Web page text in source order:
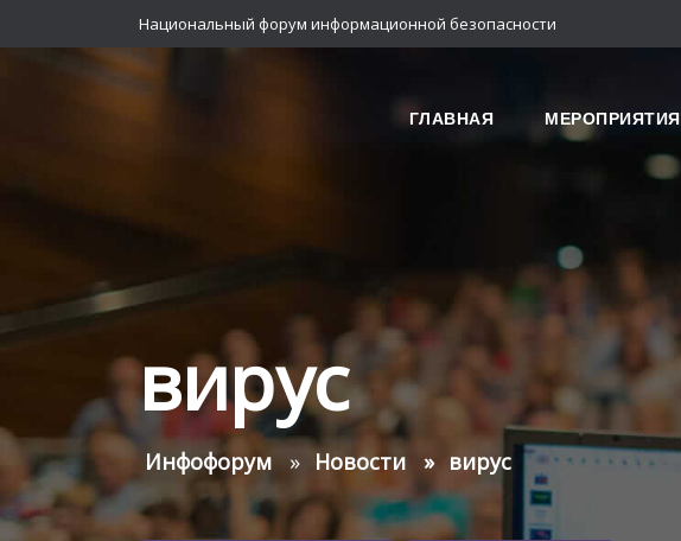
Национальный форум информационной безопасности
ГЛАВНАЯ МЕРОПРИЯТИЯ
вирус
Инфофорум Новости вирус